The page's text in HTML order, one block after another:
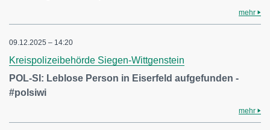
mehr
09.12.2025 – 14:20
Kreispolizeibehörde Siegen-Wittgenstein
POL-SI: Leblose Person in Eiserfeld aufgefunden -
#polsiwi
mehr